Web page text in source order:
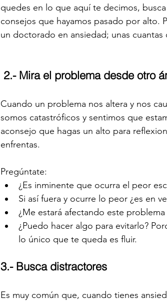
quedes en lo que aquí te decimos,
consejos que hayamos pasado por alto.
un doctorado en ansiedad; unas cuantas
2.- Mira el problema desde otro
Cuando un problema nos altera y nos
somos catastróficos y sentimos que
aconsejo que hagas un alto para
enfrentas.
Pregúntate:
¿Es inminente que ocurra el peor
Si así fuera y ocurre lo peor ¿es en
¿Me estará afectando este
¿Puedo hacer algo para evitarlo?
lo único que te queda es fluir.
3.- Busca distractores
Es muy común que, cuando tienes